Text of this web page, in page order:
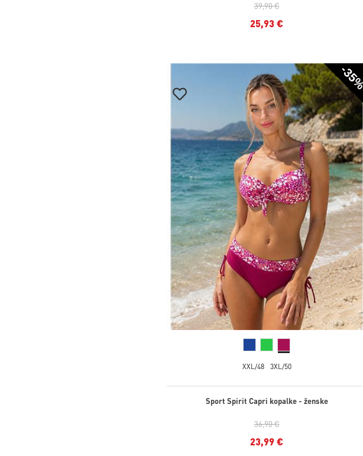
39,90 €
25,93 €
-
XXL/48 3XL/50
Sport Spirit Capri kopalke - ženske
36,90 €
23,99 €